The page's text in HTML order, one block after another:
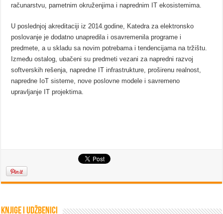
računarstvu, pametnim okruženjima i naprednim IT ekosistemima.
U poslednjoj akreditaciji iz 2014.godine, Katedra za elektronsko
poslovanje je dodatno unapredila i osavremenila programe i
predmete, a u skladu sa novim potrebama i tendencijama na tržištu.
Između ostalog, ubačeni su predmeti vezani za napredni razvoj
softverskih rešenja, napredne IT infrastrukture, proširenu realnost,
napredne IoT sisteme, nove poslovne modele i savremeno
upravljanje IT projektima.
Knjige i udžbenici